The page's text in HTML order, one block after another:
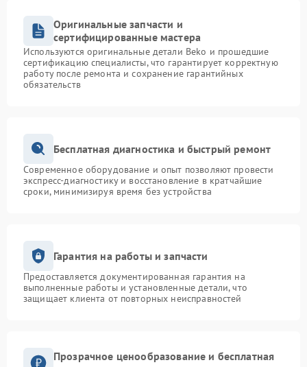
Оригинальные запчасти и
сертифицированные мастера
Используются оригинальные детали Beko и прошедшие
сертификацию специалисты, что гарантирует корректную
работу после ремонта и сохранение гарантийных
обязательств
Бесплатная диагностика и быстрый ремонт
Современное оборудование и опыт позволяют провести
экспресс-диагностику и восстановление в кратчайшие
сроки, минимизируя время без устройства
Гарантия на работы и запчасти
Предоставляется документированная гарантия на
выполненные работы и установленные детали, что
защищает клиента от повторных неисправностей
Прозрачное ценообразование и бесплатная